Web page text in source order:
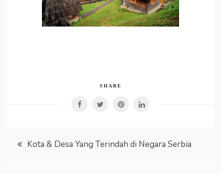
SHARE
PostKota & Desa Yang Terindah di Negara Serbia